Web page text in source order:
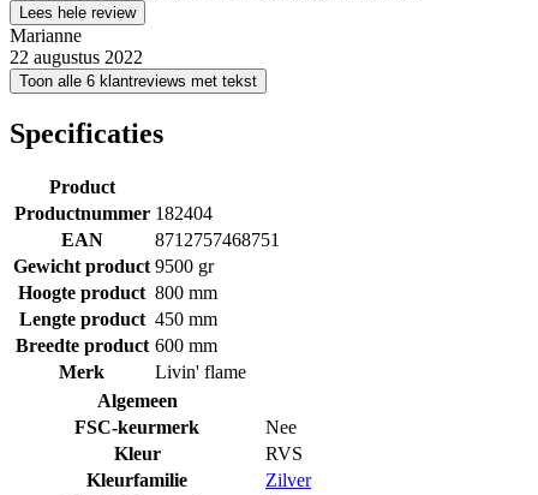
Lees hele review
Marianne
22 augustus 2022
Toon alle 6 klantreviews met tekst
Specificaties
Product
Productnummer 182404
EAN
8712757468751
Gewicht product 9500 gr
Hoogte product 800 mm
Lengte product 450 mm
Breedte product 600 mm
Merk
Livin' flame
Algemeen
FSC-keurmerk
Nee
Kleur
RVS
Kleurfamilie
Zilver